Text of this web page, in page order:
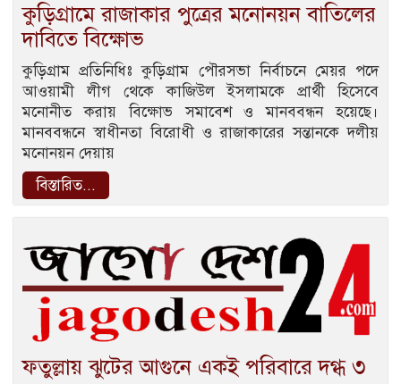
কুড়িগ্রামে রাজাকার পুত্রের মনোনয়ন বাতিলের
দাবিতে বিক্ষোভ
কুড়িগ্রাম প্রতিনিধিঃ কুড়িগ্রাম পৌরসভা নির্বাচনে মেয়র পদে
আওয়ামী লীগ থেকে কাজিউল ইসলামকে প্রার্থী হিসেবে
মনোনীত করায় বিক্ষোভ সমাবেশ ও মানববন্ধন হয়েছে।
মানববন্ধনে স্বাধীনতা বিরোধী ও রাজাকারের সন্তানকে দলীয়
মনোনয়ন দেয়ায়
বিস্তারিত...
ফতুল্লায় ঝুটের আগুনে একই পরিবারে দগ্ধ ৩